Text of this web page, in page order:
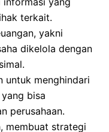
terkait.
yakni
dikelola dengan
untuk menghindari
bisa
perusahaan.
membuat strategi